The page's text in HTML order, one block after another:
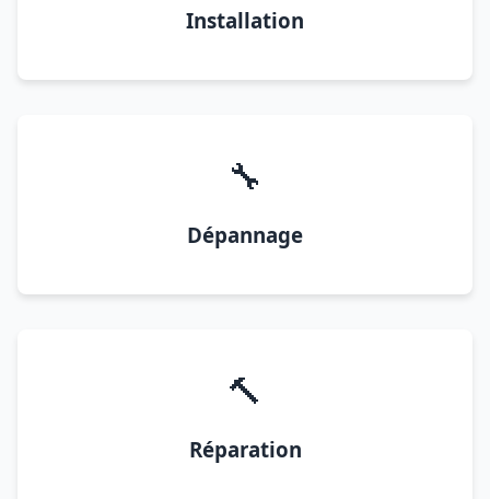
Installation
🔧
Dépannage
🔨
Réparation